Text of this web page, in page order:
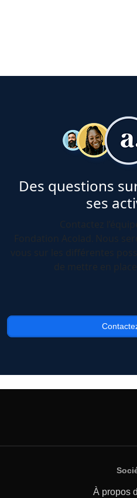
Des questions
ses
À propos